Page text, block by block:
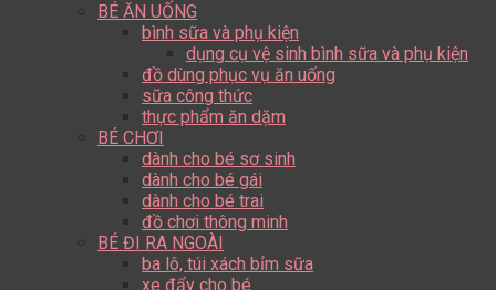
BÉ ĂN UỐNG
bình sữa và phụ kiện
dụng cụ vệ sinh bình sữa và phụ kiện
đồ dùng phục vụ ăn uống
sữa công thức
thực phẩm ăn dặm
BÉ CHƠI
dành cho bé sơ sinh
dành cho bé gái
dành cho bé trai
đồ chơi thông minh
BÉ ĐI RA NGOÀI
ba lô, túi xách bỉm sữa
xe đẩy cho bé